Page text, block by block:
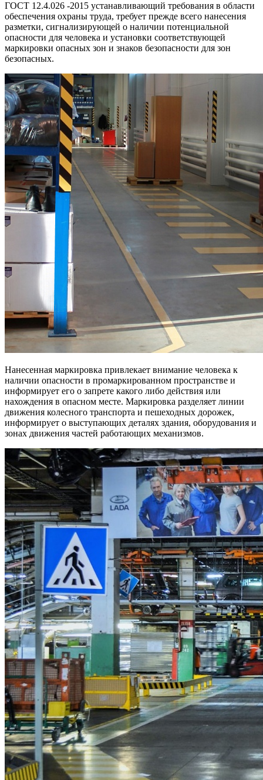
ГОСТ 12.4.026 -2015 устанавливающий требования в области
обеспечения охраны труда, требует прежде всего нанесения
разметки, сигнализирующей о наличии потенциальной
опасности для человека и установки соответствующей
маркировки опасных зон и знаков безопасности для зон
безопасных.
Нанесенная маркировка привлекает внимание человека к
наличии опасности в промаркированном пространстве и
информирует его о запрете какого либо действия или
нахождения в опасном месте. Маркировка разделяет линии
движения колесного транспорта и пешеходных дорожек,
информирует о выступающих деталях здания, оборудования и
зонах движения частей работающих механизмов.